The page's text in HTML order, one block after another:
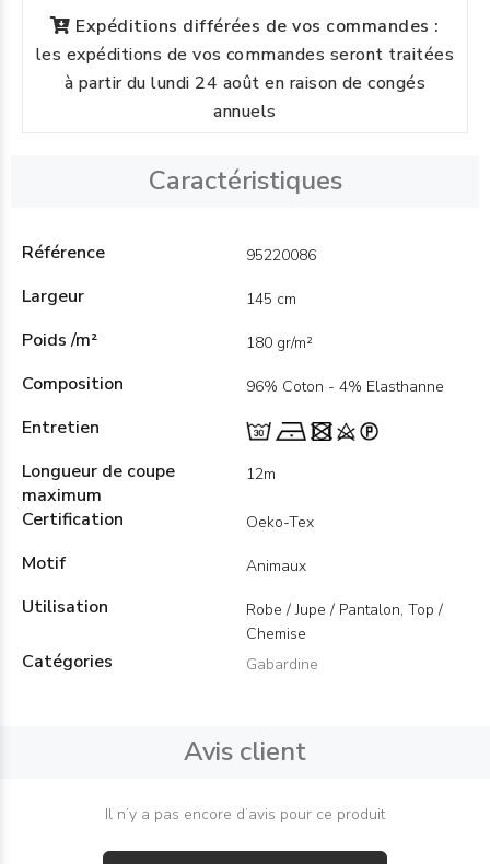
Expéditions différées de vos commandes :
les expéditions de vos commandes seront traitées
à partir du lundi 24 août en raison de congés
annuels
Caractéristiques
Référence 95220086
Largeur 145 cm
Poids /m² 180 gr/m²
Composition 96% Coton - 4% Elasthanne
Entretien
Longueur de coupe
maximum
12m
Certification Oeko-Tex
Motif Animaux
Utilisation
Robe / Jupe / Pantalon, Top /
Chemise
Catégories Gabardine
Avis client
Il n’y a pas encore d’avis pour ce produit